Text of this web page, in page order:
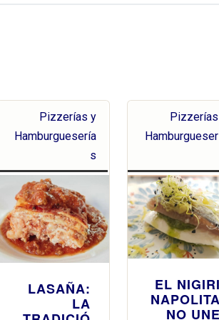
Pizzerías y
Hamburguesería
s